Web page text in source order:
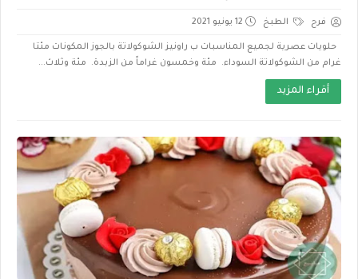
فرح الطبخ 12 يونيو 2021
حلويات عصرية لجميع المناسبات ب راونيز الشوكولاتة بالجوز المكونات مئتا
غرام من الشوكولاتة السوداء. مئة وخمسون غراماً من الزبدة. مئة وثلاث...
أقراء المزيد